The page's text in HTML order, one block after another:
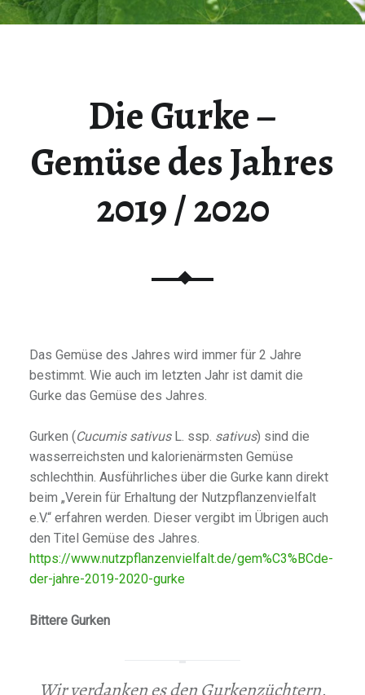
Die Gurke –
Gemüse des Jahres
2019 / 2020
Das Gemüse des Jahres wird immer für 2 Jahre
bestimmt. Wie auch im letzten Jahr ist damit die
Gurke das Gemüse des Jahres.
Gurken (Cucumis sativusL. ssp. sativus) sind die
wasserreichsten und kalorienärmsten Gemüse
schlechthin. Ausführliches über die Gurke kann direkt
beim „Verein für Erhaltung der Nutzpflanzenvielfalt
e.V.“ erfahren werden. Dieser vergibt im Übrigen auch
den Titel Gemüse des Jahres.
https://www.nutzpflanzenvielfalt.de/gem%C3%BCde-
der-jahre-2019-2020-gurke
Bittere Gurken